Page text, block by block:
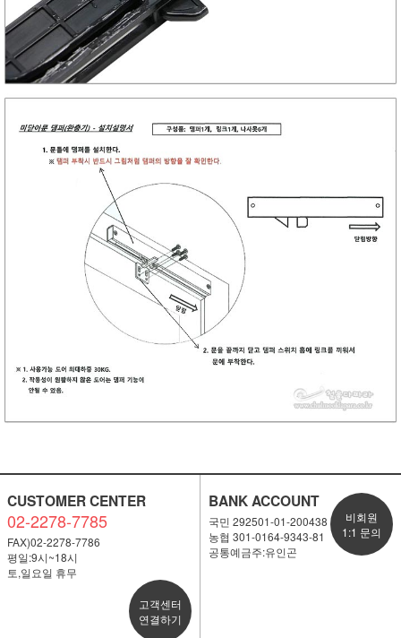
CUSTOMER CENTER
02-2278-7785
FAX)02-2278-7786
평일:9시~18시
토,일요일 휴무
고객센터
연결하기
BANK ACCOUNT
국민 292501-01-200438
농협 301-0164-9343-81
공통예금주:유인곤
비회원
1:1 문의